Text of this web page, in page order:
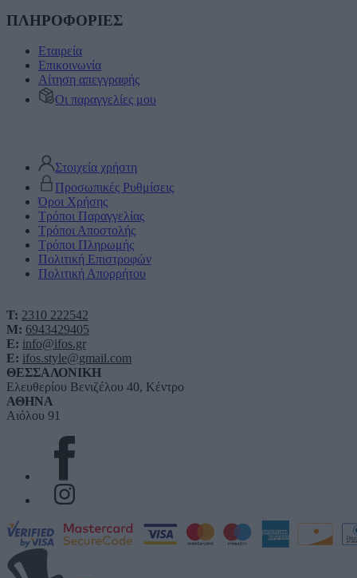
ΠΛΗΡΟΦΟΡΙΕΣ
Εταιρεία
Επικοινωνία
Αίτηση απεγγραφής
Οι παραγγελίες μου
Στοιχεία χρήστη
Προσωπικές Ρυθμίσεις
Όροι Χρήσης
Τρόποι Παραγγελίας
Τρόποι Αποστολής
Τρόποι Πληρωμής
Πολιτική Επιστροφών
Πολιτική Απορρήτου
T: 2310 222542
M: 6943429405
E: info@ifos.gr
E: ifos.style@gmail.com
ΘΕΣΣΑΛΟΝΙΚΗ
Ελευθερίου Βενιζέλου 40, Κέντρο
ΑΘΗΝΑ
Αιόλου 91